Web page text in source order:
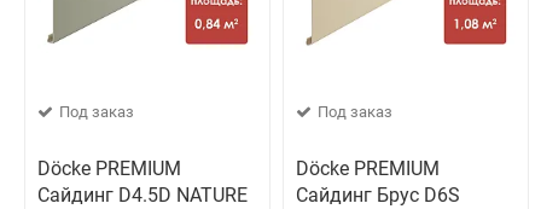
Под заказ
Döcke PREMIUM
Сайдинг D4.5D NATURE
Под заказ
Döcke PREMIUM
Сайдинг Брус D6S